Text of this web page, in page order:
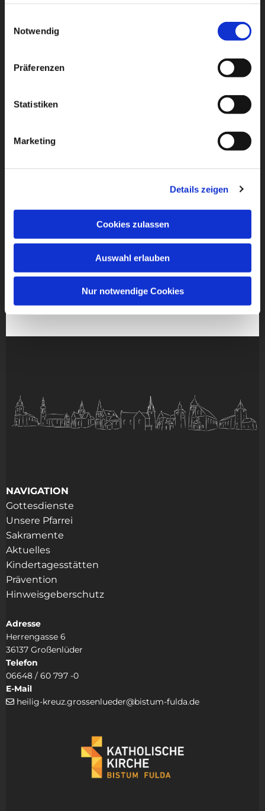
Notwendig
Präferenzen
Statistiken
Marketing
Details zeigen
Cookies zulassen
Auswahl erlauben
Nur notwendige Cookies
NAVIGATION
Gottesdienste
Unsere Pfarrei
Sakramente
Aktuelles
Kindertagesstätten
Prävention
Hinweisgeberschutz
Adresse
Herrengasse 6
36137 Großenlüder
Telefon
06648 / 60 797 -0
E-Mail
 heilig-kreuz.grossenlueder@bistum-fulda.de